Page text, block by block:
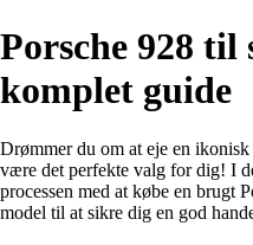
Porsche 928 til
komplet guide
Drømmer du om at eje en
være det perfekte valg for dig! I
processen med at købe en brugt
model til at sikre dig en god